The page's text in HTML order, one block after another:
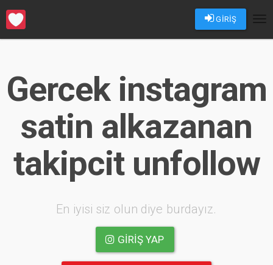
GİRİŞ
Gercek instagram
satin alkazanan
takipcit unfollow
En iyisi siz olun diye burdayız.
GIRIŞ YAP